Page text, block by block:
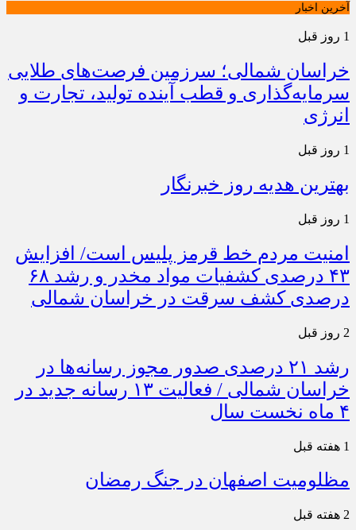
آخرین اخبار
1 روز قبل
خراسان شمالی؛ سرزمین فرصت‌های طلایی
سرمایه‌گذاری و قطب آینده تولید، تجارت و
انرژی
1 روز قبل
بهترین هدیه روز خبرنگار
1 روز قبل
امنیت مردم خط قرمز پلیس است/ افزایش
۴۳ درصدی کشفیات مواد مخدر و رشد ۶۸
درصدی کشف سرقت در خراسان شمالی
2 روز قبل
رشد ۲۱ درصدی صدور مجوز رسانه‌ها در
خراسان شمالی / فعالیت ۱۳ رسانه جدید در
۴ ماه نخست سال
1 هفته قبل
مظلومیت اصفهان در جنگ رمضان
2 هفته قبل